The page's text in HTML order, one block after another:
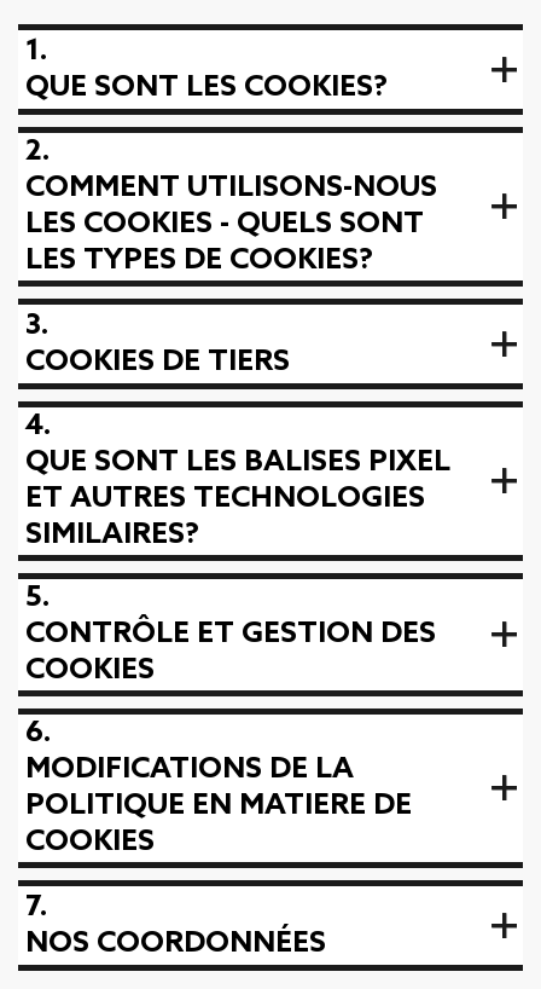
1.
QUE SONT LES COOKIES?
2.
COMMENT UTILISONS-NOUS
LES COOKIES - QUELS SONT
LES TYPES DE COOKIES?
3.
COOKIES DE TIERS
4.
QUE SONT LES BALISES PIXEL
ET AUTRES TECHNOLOGIES
SIMILAIRES?
5.
CONTRÔLE ET GESTION DES
COOKIES
6.
MODIFICATIONS DE LA
POLITIQUE EN MATIERE DE
COOKIES
7.
NOS COORDONNÉES